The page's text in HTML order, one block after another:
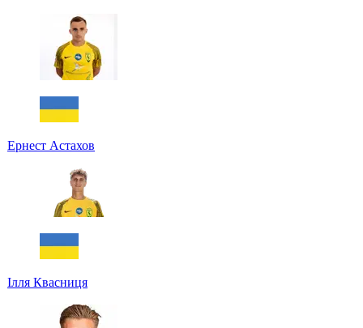
Ернест Астахов
Ілля Квасниця